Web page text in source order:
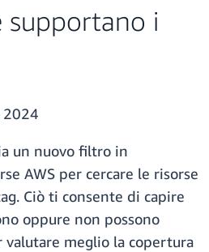
supportano i
2024
un nuovo filtro in
AWS per cercare le risorse
Ciò ti consente di capire
oppure non possono
valutare meglio la copertura